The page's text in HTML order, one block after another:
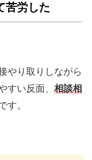
苦労した
やり取りしながら
すい反面、 相談相
す。